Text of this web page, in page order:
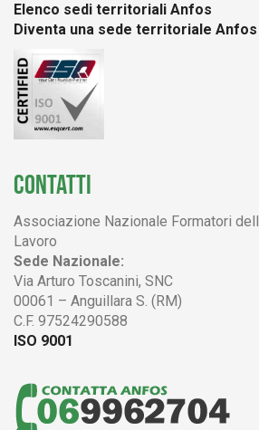
Elenco sedi territoriali Anfos
Diventa una sede territoriale Anfos
CONTATTI
Associazione Nazionale Formatori
Lavoro
Sede Nazionale:
Via Arturo Toscanini, SNC
00061 – Anguillara S. (RM)
C.F. 97524290588
ISO 9001